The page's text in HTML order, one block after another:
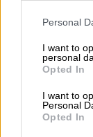
Please note
not limited to
grant or deny
use your data
consent section.
Personal
I want to
personal
Opted In
I want to
Personal
Opted In
μαζί την